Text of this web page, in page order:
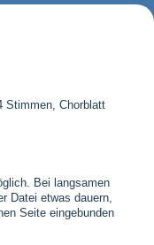
Stimmen, Chorblatt
Bei langsamen
Datei etwas dauern,
Seite eingebunden